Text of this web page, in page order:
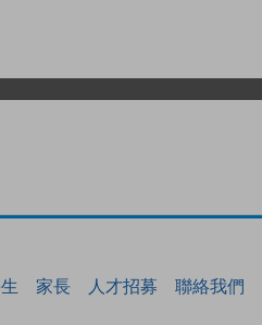
家長 人才招募 聯絡我們